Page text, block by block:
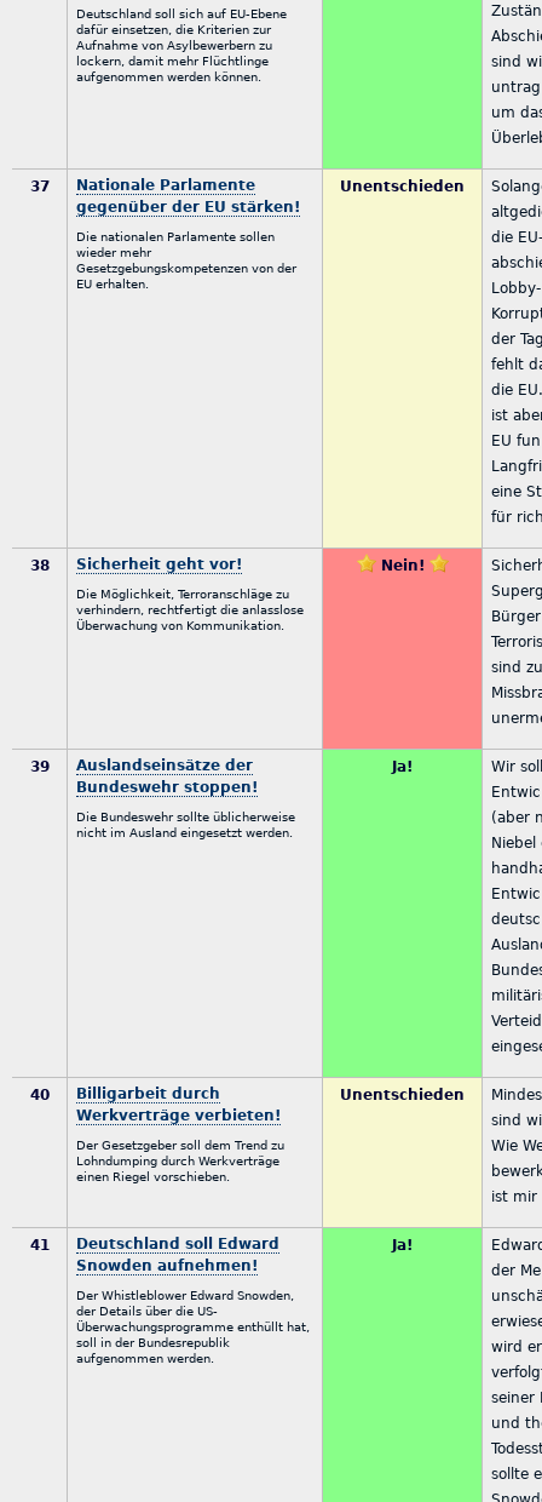
Deutschland soll sich auf EU-Ebene
dafür einsetzen, die Kriterien zur
Aufnahme von Asylbewerbern zu
lockern, damit mehr Flüchtlinge
aufgenommen werden können.
sind
um
37
Nationale Parlamente
gegenüber der EU stärken!
Die nationalen Parlamente sollen
wieder mehr
Gesetzgebungskompetenzen von der
EU erhalten.
Unentschieden
die
der
fehlt
die
ist
EU
eine
für
38 Sicherheit geht vor!
Die Möglichkeit, Terroranschläge zu
verhindern, rechtfertigt die anlasslose
Überwachung von Kommunikation.
Nein!
sind
39
Auslandseinsätze der
Bundeswehr stoppen!
Die Bundeswehr sollte üblicherweise
nicht im Ausland eingesetzt werden.
Ja!
Wir
(aber
Niebel
40
Billigarbeit durch
Werkverträge verbieten!
Der Gesetzgeber soll dem Trend zu
Lohndumping durch Werkverträge
einen Riegel vorschieben.
Unentschieden
sind
Wie
ist mir
41
Deutschland soll Edward
Snowden aufnehmen!
Der Whistleblower Edward Snowden,
der Details über die US-
Überwachungsprogramme enthüllt hat,
soll in der Bundesrepublik
aufgenommen werden.
Ja!
der
wird
seiner
und
sollte